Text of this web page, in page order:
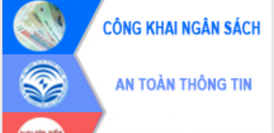
Kết nối tour, đẩy mạnh chuyển đổi số
để phát triển du lịch Đắk Lắk
Khởi động Dự án Đầu tư xây dựng hạ
tầng kỹ thuật Cụm công nghiệp Tân
Gặp mặt các cơ quan báo chí nhân Kỷ
niệm 101 năm Ngày Báo chí Cách
mạng Việt Nam
Đắk Lắk sơ kết 4 năm triển khai thực
hiện Đề án 06 của Chính phủ